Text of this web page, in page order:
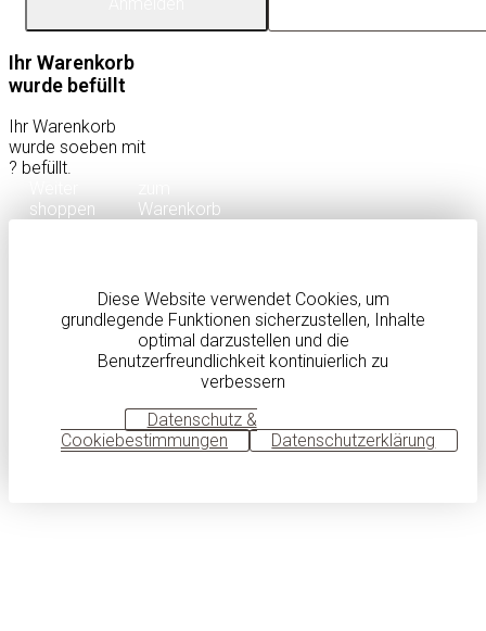
Ihr Warenkorb
wurde befüllt
Ihr Warenkorb
wurde soeben mit
? befüllt.
shoppen
Warenkorb
Diese Website verwendet Cookies, um
grundlegende Funktionen sicherzustellen, Inhalte
optimal darzustellen und die
Benutzerfreundlichkeit kontinuierlich zu
verbessern
Datenschutz &
Cookiebestimmungen
Datenschutzerklärung